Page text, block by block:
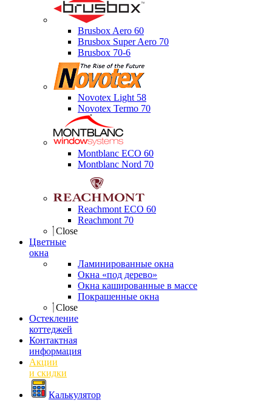
Brusbox Aero 60
Brusbox Super Aero 70
Brusbox 70-6
Novotex Light 58
Novotex Termo 70
Montblanc ECO 60
Montblanc Nord 70
Reachmont ECO 60
Reachmont 70
Close
Цветные
окна
Ламинированные окна
Окна «под дерево»
Окна кашированные в массе
Покрашенные окна
Close
Остекление
коттеджей
Контактная
информация
Акции
и скидки
Калькулятор